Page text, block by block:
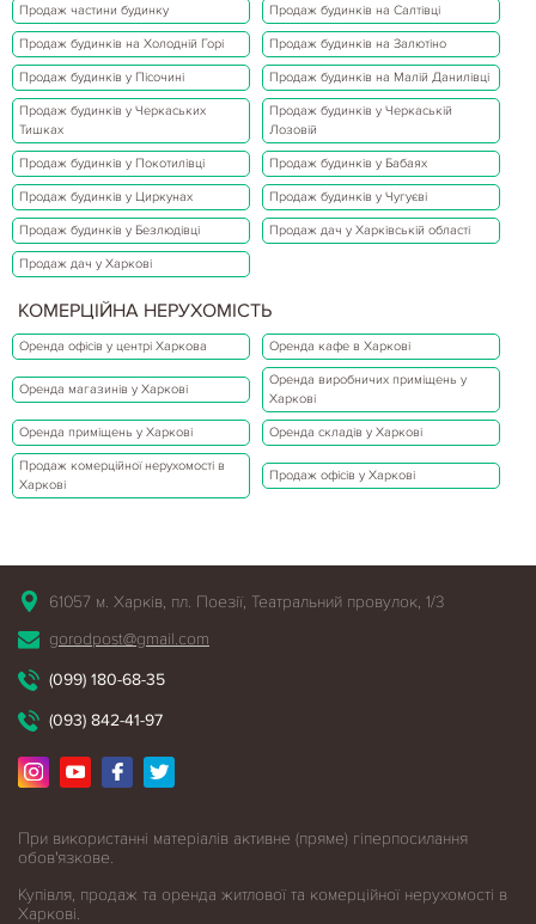
Продаж частини будинку Продаж будинків на Салтівці
Продаж будинків на Холодній Горі Продаж будинків на Залютіно
Продаж будинків у Пісочині Продаж будинків на Малій Данилівці
Продаж будинків у Черкаських
Тишках
Продаж будинків у Черкаській
Лозовій
Продаж будинків у Покотилівці Продаж будинків у Бабаях
Продаж будинків у Циркунах Продаж будинків у Чугуєві
Продаж будинків у Безлюдівці Продаж дач у Харківській області
Продаж дач у Харкові
КОМЕРЦІЙНА НЕРУХОМІСТЬ
Оренда офісів у центрі Харкова Оренда кафе в Харкові
Оренда магазинів у Харкові
Оренда виробничих приміщень у
Харкові
Оренда приміщень у Харкові Оренда складів у Харкові
Продаж комерційної нерухомості в
Харкові
Продаж офісів у Харкові
61057 м. Харків, пл. Поезії, Театральний провулок, 1/3
gorodpost@gmail.com
(099) 180-68-35
(093) 842-41-97
При використанні матеріалів активне (пряме) гіперпосилання
обов'язкове.
Купівля, продаж та оренда житлової та комерційної нерухомості в
Харкові.